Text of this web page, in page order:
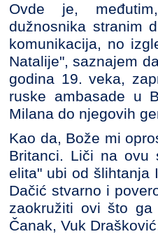
Ovde je,
dužnosnika stranim
komunikacija, no
Natalije", saznajem
godina 19. veka,
ruske ambasade u
Milana do njegovih
Kao da, Bože mi
Britanci. Liči na ovu
elita" ubi od šlihtanja
Dačić stvarno i
zaokružiti ovi što ga
Čanak, Vuk